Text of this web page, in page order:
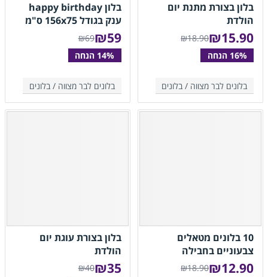
בלון בצורת מתנת יום
הולדת
בלונים לבר מצווה / בלונים
₪18.90 15.90
₪
בלון happy birthday
ענק בגודל 156x75 ס"מ
בלונים לבר מצווה /בלונים
₪69 59
₪
10 בלונים מטאלים
צבעוניים בחבילה
₪18.90 12.90
₪
בלון בצורת עוגת יום
הולדת
₪40 35
₪